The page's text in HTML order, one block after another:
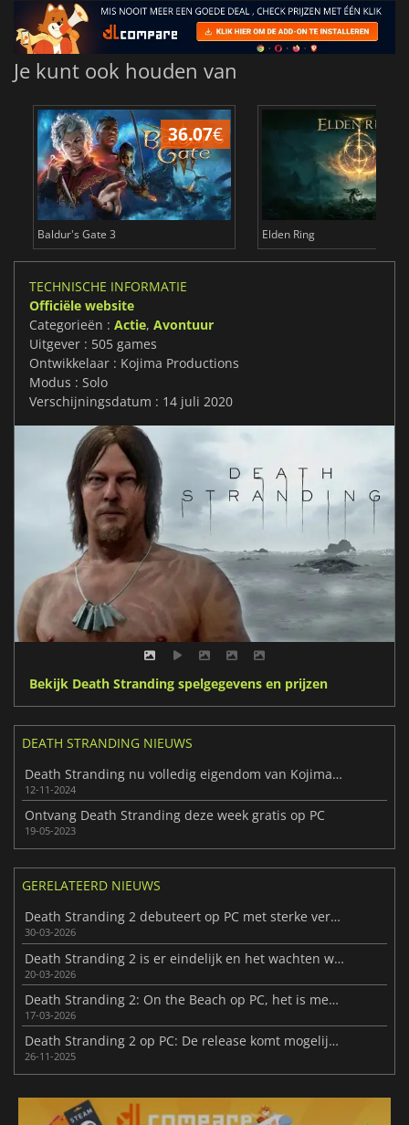
Je kunt ook houden van
36.07€
Baldur's Gate 3 Elden Ring
TECHNISCHE INFORMATIE
Officiële website
Categorieën : Actie, Avontuur
Uitgever : 505 games
Ontwikkelaar : Kojima Productions
Modus : Solo
Verschijningsdatum : 14 juli 2020
Bekijk Death Stranding spelgegevens en prijzen
DEATH STRANDING NIEUWS
Death Stranding nu volledig eigendom van Kojima Productions, niet langer exclusief voor Sony
12-11-2024
Ontvang Death Stranding deze week gratis op PC
19-05-2023
GERELATEERD NIEUWS
Death Stranding 2 debuteert op PC met sterke verkoopcijfers
30-03-2026
Death Stranding 2 is er eindelijk en het wachten waard
20-03-2026
Death Stranding 2: On the Beach op PC, het is meer dan een simpele port
17-03-2026
Death Stranding 2 op PC: De release komt mogelijk snel
26-11-2025